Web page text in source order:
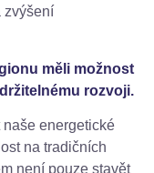
zvýšení
měli možnost
rozvoji.
energetické
na tradičních
není pouze stavět